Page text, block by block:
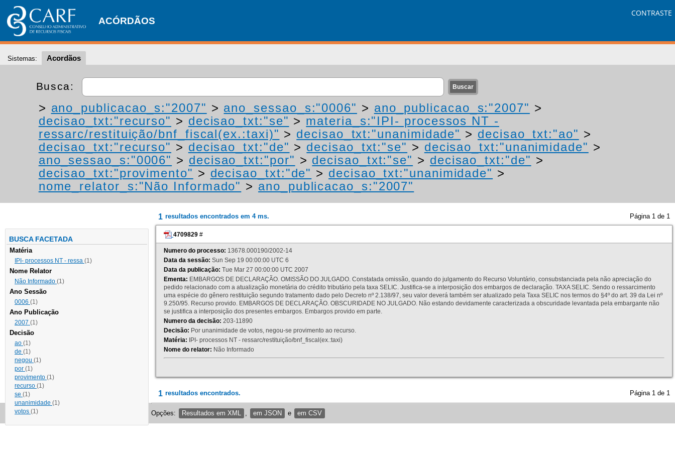
ACÓRDÃOS
CONTRASTE
Sistemas: Acordãos
Busca:
> ano_publicacao_s:"2007" > ano_sessao_s:"0006" > ano_publicacao_s:"2007" >
decisao_txt:"recurso" > decisao_txt:"se" > materia_s:"IPI- processos NT -
ressarc/restituição/bnf_fiscal(ex.:taxi)" > decisao_txt:"unanimidade" > decisao_txt:"ao" >
decisao_txt:"recurso" > decisao_txt:"de" > decisao_txt:"se" > decisao_txt:"unanimidade" >
ano_sessao_s:"0006" > decisao_txt:"por" > decisao_txt:"se" > decisao_txt:"de" >
decisao_txt:"provimento" > decisao_txt:"de" > decisao_txt:"unanimidade" >
nome_relator_s:"Não Informado" > ano_publicacao_s:"2007"
BUSCA FACETADA
Matéria
IPI- processos NT - ressa (1)
Nome Relator
Não Informado (1)
Ano Sessão
0006 (1)
Ano Publicação
2007 (1)
Decisão
ao (1)
de (1)
negou (1)
por (1)
provimento (1)
recurso (1)
se (1)
unanimidade (1)
votos (1)
1 resultados encontrados em 4 ms. Página 1 de 1
4709829 #
Numero do processo: 13678.000190/2002-14
Data da sessão: Sun Sep 19 00:00:00 UTC 6
Data da publicação: Tue Mar 27 00:00:00 UTC 2007
Ementa: EMBARGOS DE DECLARAÇÃO. OMISSÃO DO JULGADO. Constatada omissão, quando do julgamento do Recurso Voluntário, consubstanciada pela não apreciação do
pedido relacionado com a atualização monetária do crédito tributário pela taxa SELIC. Justifica-se a interposição dos embargos de declaração. TAXA SELIC. Sendo o ressarcimento
uma espécie do gênero restituição segundo tratamento dado pelo Decreto nº 2.138/97, seu valor deverá também ser atualizado pela Taxa SELIC nos termos do §4º do art. 39 da Lei nº
9.250/95. Recurso provido. EMBARGOS DE DECLARAÇÃO. OBSCURIDADE NO JULGADO. Não estando devidamente caracterizada a obscuridade levantada pela embargante não
se justifica a interposição dos presentes embargos. Embargos provido em parte.
Numero da decisão: 203-11890
Decisão: Por unanimidade de votos, negou-se provimento ao recurso.
Matéria: IPI- processos NT - ressarc/restituição/bnf_fiscal(ex.:taxi)
Nome do relator: Não Informado
1 resultados encontrados. Página 1 de 1
Opções: Resultados em XML em JSON e em CSV